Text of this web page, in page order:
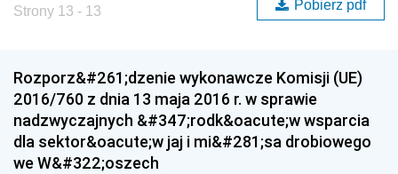
Strony 13 - 13 Pobierz pdf
Rozporz&#261;dzenie wykonawcze Komisji (UE)
2016/760 z dnia 13 maja 2016 r. w sprawie
nadzwyczajnych &#347;rodk&oacute;w wsparcia
dla sektor&oacute;w jaj i mi&#281;sa drobiowego
we W&#322;oszech